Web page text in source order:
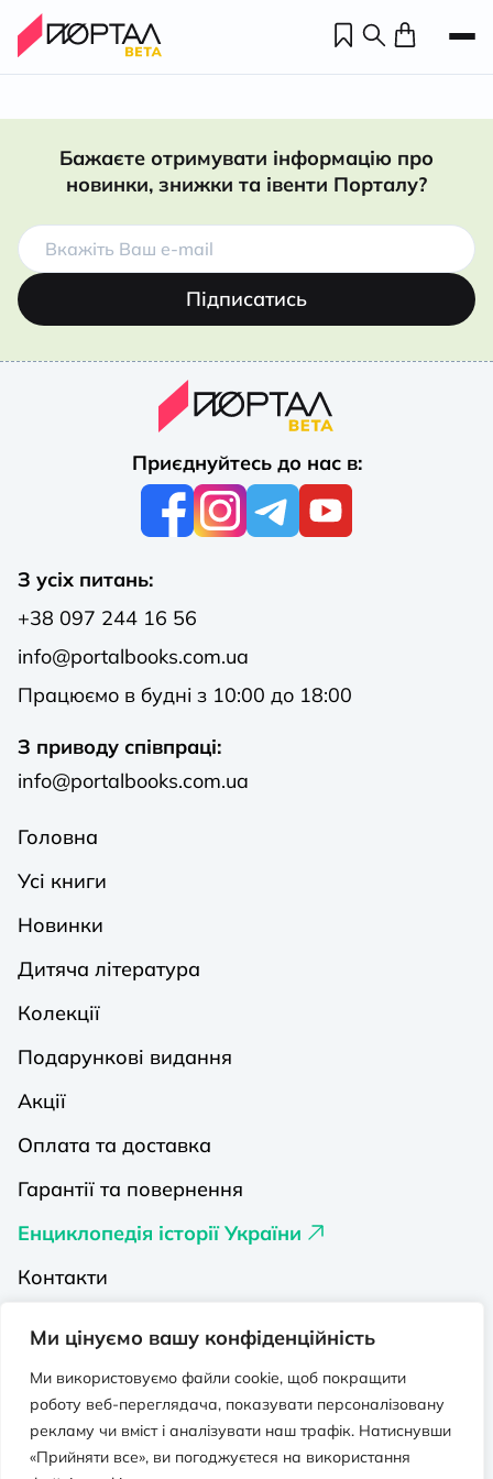
Ми цінуємо вашу конфіденційність
Ми використовуємо файли cookie, щоб покращити
роботу веб-переглядача, показувати персоналізовану
рекламу чи вміст і аналізувати наш трафік. Натиснувши
«Прийняти все», ви погоджуєтеся на використання
Бажаєте отримувати інформацію про
новинки, знижки та івенти Порталу?
Підписатись
Приєднуйтесь до нас в:
З усіх питань:
+38 097 244 16 56
info@portalbooks.com.ua
Працюємо в будні з 10:00 до 18:00
З приводу співпраці:
info@portalbooks.com.ua
Головна
Усі книги
Новинки
Дитяча література
Колекції
Подарункові видання
Акції
Оплата та доставка
Гарантії та повернення
Енциклопедія історії України
Контакти
Видавництва на Порталі
Політика конфіденційності
Публічна оферта